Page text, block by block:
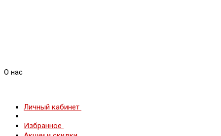
О нас
Личный кабинет
Избранное